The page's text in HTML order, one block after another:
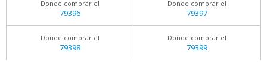
Donde comprar el
79396
Donde comprar el
79397
Donde comprar el
79398
Donde comprar el
79399